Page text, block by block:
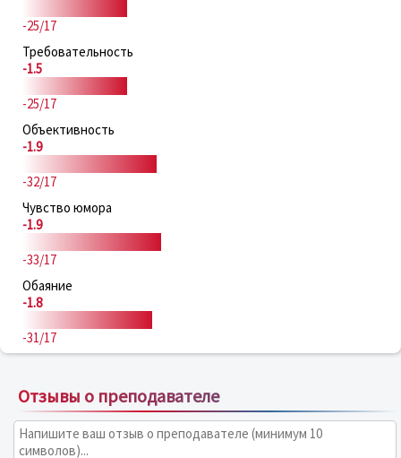
-25/17
Требовательность
-1.5
-25/17
Объективность
-1.9
-32/17
Чувство юмора
-1.9
-33/17
Обаяние
-1.8
-31/17
Отзывы о преподавателе